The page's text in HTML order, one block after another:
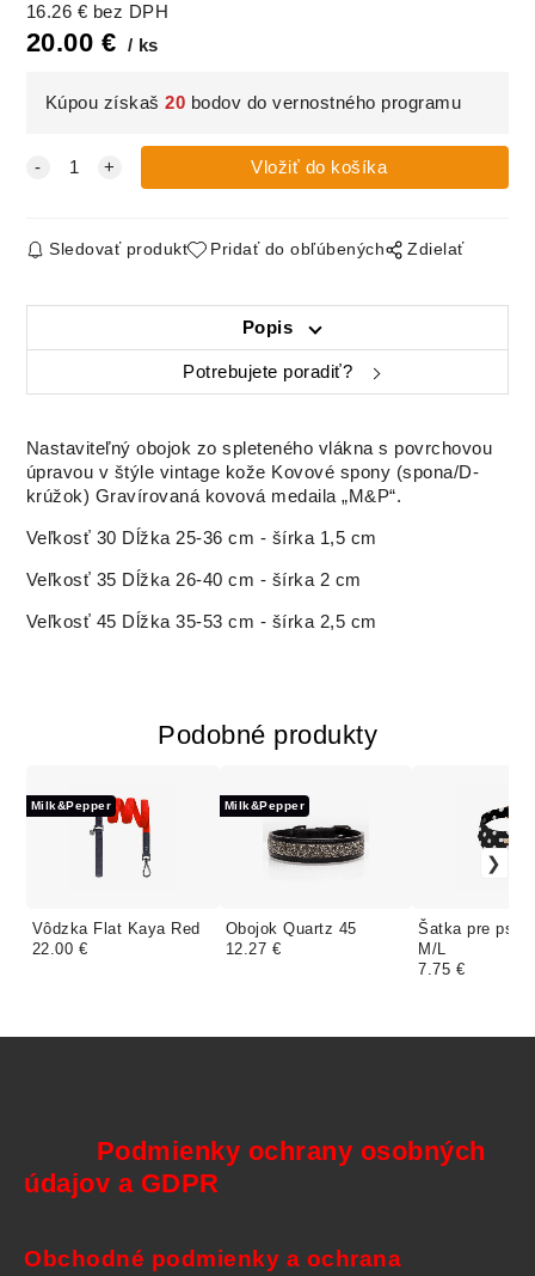
16.26 € bez DPH
20.00 € ks
Kúpou získaš20 bodov do vernostného programu
Sledovať produkt Pridať do obľúbených Zdielať
Popis
Potrebujete poradiť?
Nastaviteľný obojok zo spleteného vlákna s povrchovou
úpravou v štýle vintage kože Kovové spony (spona/D-
krúžok) Gravírovaná kovová medaila „M&P“.
Veľkosť 30 Dĺžka 25-36 cm - šírka 1,5 cm
Veľkosť 35 Dĺžka 26-40 cm - šírka 2 cm
Veľkosť 45 Dĺžka 35-53 cm - šírka 2,5 cm
Podobné produkty
Vôdzka Flat Kaya Red
Milk&Pepper
22.00 €
Obojok Quartz 45
Milk&Pepper
12.27 €
Šatka pre psa
M/L
7.75 €
Podmienky ochrany osobných
údajov a GDPR
Obchodné podmienky a ochrana